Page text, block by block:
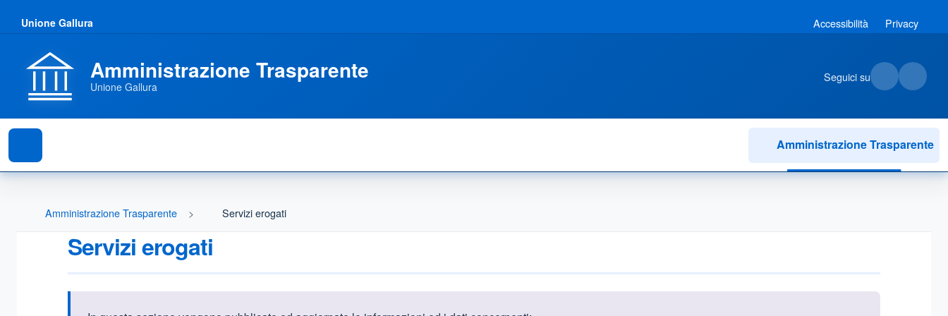
Unione Gallura Accessibilità Privacy
Amministrazione Trasparente
Unione Gallura
Seguici su
Amministrazione Trasparente
Amministrazione Trasparente Servizi erogati
Servizi erogati